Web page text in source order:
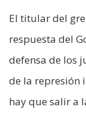
El titular del
respuesta del
defensa de los
de la represión
hay que salir a